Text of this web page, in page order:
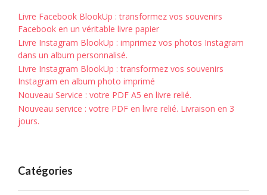
Livre Facebook BlookUp : transformez vos souvenirs
Facebook en un véritable livre papier
Livre Instagram BlookUp : imprimez vos photos Instagram
dans un album personnalisé.
Livre Instagram BlookUp : transformez vos souvenirs
Instagram en album photo imprimé
Nouveau Service : votre PDF A5 en livre relié.
Nouveau service : votre PDF en livre relié. Livraison en 3
jours.
Catégories